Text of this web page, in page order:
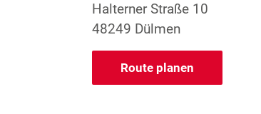
Halterner Straße 10
48249 Dülmen
Route planen